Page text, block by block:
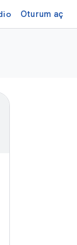
Oturum aç